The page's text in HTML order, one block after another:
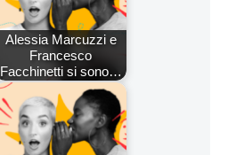
Alessia Marcuzzi e
Francesco
Facchinetti si sono…